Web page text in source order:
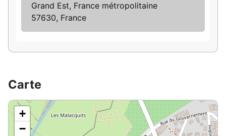
Grand Est, France métropolitaine
57630, France
Carte
+
−